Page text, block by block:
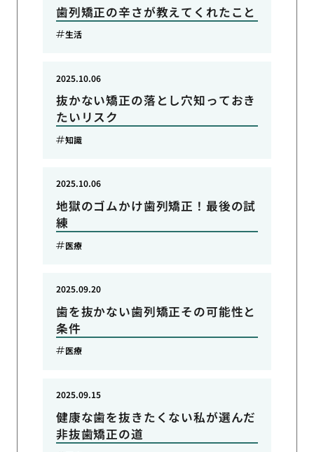
歯列矯正の辛さが教えてくれたこと
生活
抜かない矯正の落とし穴知っておき
たいリスク
2025.10.06
知識
地獄のゴムかけ歯列矯正！最後の試
練
2025.10.06
医療
歯を抜かない歯列矯正その可能性と
条件
2025.09.20
医療
健康な歯を抜きたくない私が選んだ
非抜歯矯正の道
2025.09.15